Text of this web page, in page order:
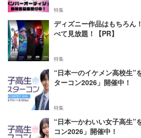
特集
ディズニー作品はもちろん
べて見放題！【PR】
特集
“日本一のイケメン高校生”
ターコン2026」開催中！
特集
“日本一かわいい女子高生”
コン2026」開催中！